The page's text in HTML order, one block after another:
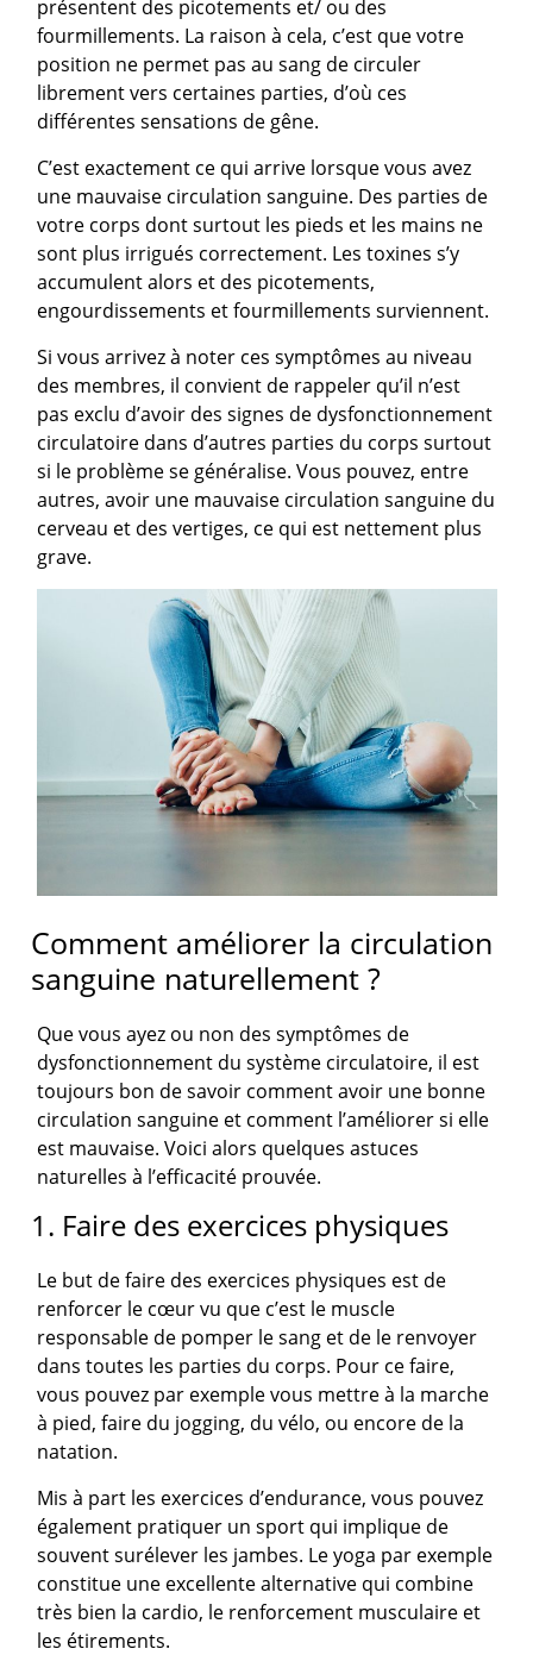
présentent des picotements et/ ou des
fourmillements. La raison à cela, c’est que votre
position ne permet pas au sang de circuler
librement vers certaines parties, d’où ces
différentes sensations de gêne.
C’est exactement ce qui arrive lorsque vous avez
une mauvaise circulation sanguine. Des parties de
votre corps dont surtout les pieds et les mains ne
sont plus irrigués correctement. Les toxines s’y
accumulent alors et des picotements,
engourdissements et fourmillements surviennent.
Si vous arrivez à noter ces symptômes au niveau
des membres, il convient de rappeler qu’il n’est
pas exclu d’avoir des signes de dysfonctionnement
circulatoire dans d’autres parties du corps surtout
si le problème se généralise. Vous pouvez, entre
autres, avoir une mauvaise circulation sanguine du
cerveau et des vertiges, ce qui est nettement plus
grave.
Comment améliorer la circulation
sanguine naturellement ?
Que vous ayez ou non des symptômes de
dysfonctionnement du système circulatoire, il est
toujours bon de savoir comment avoir une bonne
circulation sanguine et comment l’améliorer si elle
est mauvaise. Voici alors quelques astuces
naturelles à l’efficacité prouvée.
1. Faire des exercices physiques
Le but de faire des exercices physiques est de
renforcer le cœur vu que c’est le muscle
responsable de pomper le sang et de le renvoyer
dans toutes les parties du corps. Pour ce faire,
vous pouvez par exemple vous mettre à la marche
à pied, faire du jogging, du vélo, ou encore de la
natation.
Mis à part les exercices d’endurance, vous pouvez
également pratiquer un sport qui implique de
souvent surélever les jambes. Le yoga par exemple
constitue une excellente alternative qui combine
très bien la cardio, le renforcement musculaire et
les étirements.